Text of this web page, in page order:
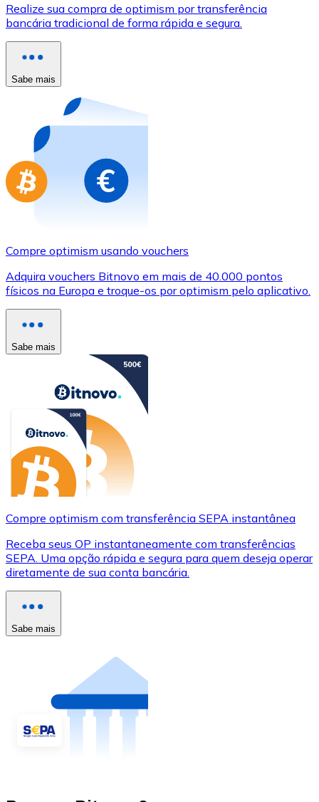
Use cartões Visa e Mastercard para comprar
Comprar com cartão
Compre cartões-presente das suas marcas favoritas
Ir para a loja de cartões-presente
Realize sua compra de optimism por transferência
bancária tradicional de forma rápida e segura.
Sabe mais
Compre optimism usando vouchers
Adquira vouchers Bitnovo em mais de 40.000 pontos
físicos na Europa e troque-os por optimism pelo aplicativo.
Sabe mais
Compre optimism com transferência SEPA instantânea
Receba seus OP instantaneamente com transferências
SEPA. Uma opção rápida e segura para quem deseja operar
diretamente de sua conta bancária.
Sabe mais